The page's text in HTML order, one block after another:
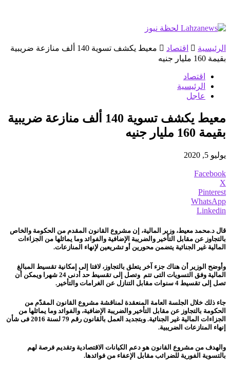
الرئيسية اقتصاد
معيط يكشف تسوية 140 ألف منازعة ضريبية
بقيمة 160 مليار جنيه
اقتصاد
الرئيسية
عاجل
معيط يكشف تسوية 140 ألف منازعة ضريبية
بقيمة 160 مليار جنيه
يوليو 5, 2020
Facebook
X
Pinterest
WhatsApp
Linkedin
قال د.محمد معيط، وزير المالية، إن مشروع القانون المقدم من الحكومة والخاص
بالتجاوز عن مقابل التأخير والضريبة الإضافية والفوائد وما يماثلها من الجزاءات
المالية غير الجنائية يتضمن محورين أو تشريعين لإنهاء المنازعات.
وأوضح الوزير أن هناك جزء آخر يتعلق بالتجاوز، لافتا إلى إمكانية تقسيط المبالغ
المالية وفق التسويات التى تتم وتصل إلى تقسيط حد أدنى 24 شهرا ويمكن أن
تصل إلى تقسيط 4 سنوات مقابل التنازل عن الغرامات والتأخير.
جاء ذلك خلال الجلسة العامة المنعقدة لمناقشة مشروع القانون المقدّم من
الحكومة بالتجاوز عن مقابل التأخير والضريبة الإضافية، والفوائد وما يماثلها من
الجزاءات المالية غير الجنائية.
وبتجديد العمل بالقانون رقم 79 لسنة 2016 فى شأن
إنهاء المنازعات الضريبية.
والهدف من مشروع القانون هو دعم الكيانات الاقتصادية وتقديم فرصة لهم
بالتسوية الفورية للضرائب مقابل الإعفاء من فوائدها.